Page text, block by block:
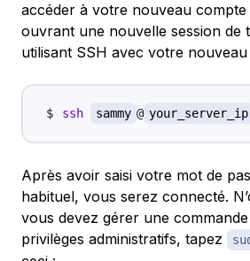
accéder à votre nouveau
ouvrant une nouvelle session de
utilisant SSH avec votre nouveau
ssh sammy @ your_server_ip
Après avoir saisi votre mot de
habituel, vous serez connecté.
vous devez gérer une
privilèges administratifs, tapez